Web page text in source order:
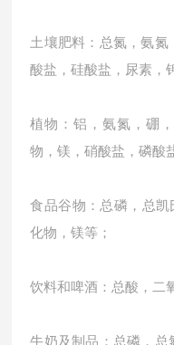
土壤肥料：总氮，氨
酸盐，硅酸盐，尿素，
植物：铝，氨氮，硼
物，镁，硝酸盐，磷酸
食品谷物：总磷，总
化物，镁等；
饮料和啤酒：总酸，二
牛奶及制品：总磷，